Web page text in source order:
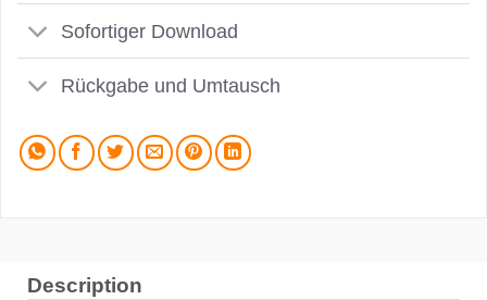
Sofortiger Download
Rückgabe und Umtausch
Description